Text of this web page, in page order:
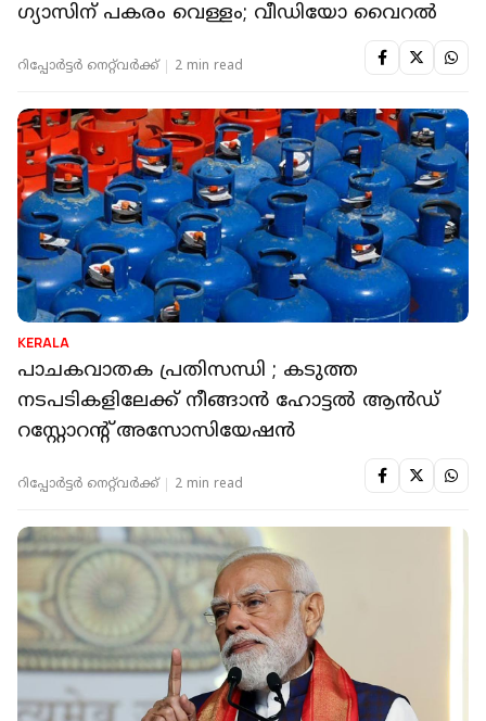
ഗ്യാസിന് പകരം വെള്ളം; വീഡിയോ വൈറല്‍
റിപ്പോർട്ടർ നെറ്റ്‌വര്‍ക്ക്‌ 2 min read
KERALA
പാചകവാതക പ്രതിസന്ധി ; കടുത്ത
നടപടികളിലേക്ക് നീങ്ങാൻ ഹോട്ടൽ ആൻഡ്
റസ്റ്റോറന്റ് അസോസിയേഷൻ
റിപ്പോർട്ടർ നെറ്റ്‌വര്‍ക്ക്‌ 2 min read